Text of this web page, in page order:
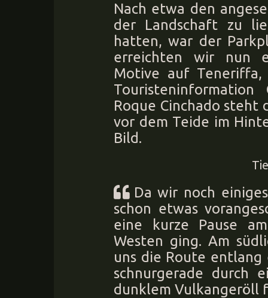
Nach etwa den
der Landschaft zu
hatten, war der
erreichten wir nun
Motive auf
Roque Cinchado steht
vor dem Teide im
Bild.
Da wir noch
schon etwas
eine kurze Pause
Westen ging. Am
uns die Route
schnurgerade durch
dunklem Vulkangeröll